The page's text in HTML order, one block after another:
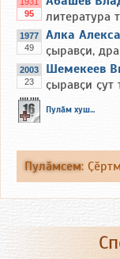
1931
95
литература
1977
49
Алка
ҫыравҫи,
2003
23
Шемекеев
ҫыравҫи ҫут
Пулӑм хуш...
Пулӑмсем: